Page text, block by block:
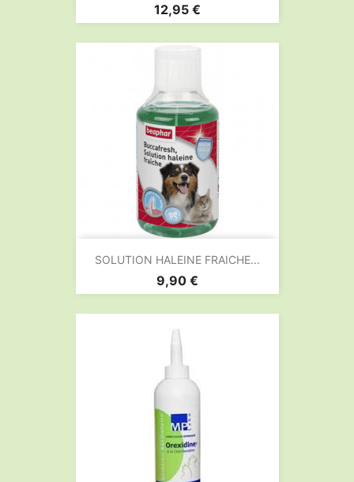
Prix
12,95 €
SOLUTION HALEINE FRAICHE...
Prix
9,90 €